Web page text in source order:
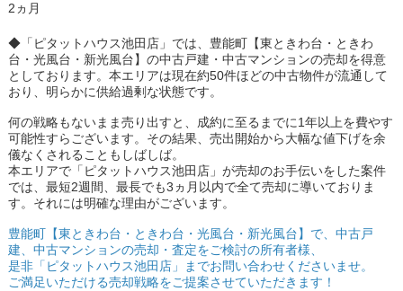
2ヵ月
◆「ピタットハウス池田店」では、豊能町【東ときわ台・ときわ
台・光風台・新光風台】の中古戸建・中古マンションの売却を得意
としております。本エリアは現在約50件ほどの中古物件が流通して
おり、明らかに供給過剰な状態です。
何の戦略もないまま売り出すと、成約に至るまでに1年以上を費やす
可能性すらございます。その結果、売出開始から大幅な値下げを余
儀なくされることもしばしば。
本エリアで「ピタットハウス池田店」が売却のお手伝いをした案件
では、最短2週間、最長でも3ヵ月以内で全て売却に導いておりま
す。それには明確な理由がございます。
豊能町【東ときわ台・ときわ台・光風台・新光風台】で、中古戸
建、中古マンションの売却・査定をご検討の所有者様、
是非「ピタットハウス池田店」までお問い合わせくださいませ。
ご満足いただける売却戦略をご提案させていただきます！